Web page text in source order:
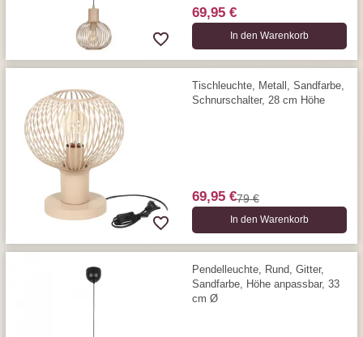
69,95 €
In den Warenkorb
Tischleuchte, Metall, Sandfarbe,
Schnurschalter, 28 cm Höhe
69,95 €79 €
In den Warenkorb
Pendelleuchte, Rund, Gitter,
Sandfarbe, Höhe anpassbar, 33
cm Ø